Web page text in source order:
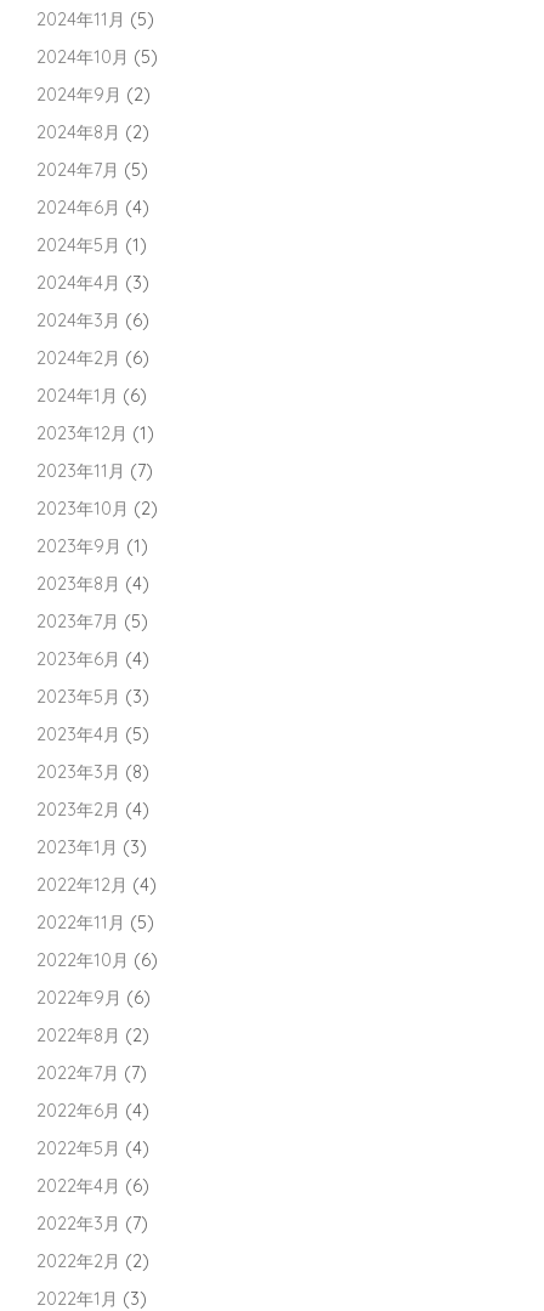
2024年11月 (5)
2024年10月 (5)
2024年9月 (2)
2024年8月 (2)
2024年7月 (5)
2024年6月 (4)
2024年5月 (1)
2024年4月 (3)
2024年3月 (6)
2024年2月 (6)
2024年1月 (6)
2023年12月 (1)
2023年11月 (7)
2023年10月 (2)
2023年9月 (1)
2023年8月 (4)
2023年7月 (5)
2023年6月 (4)
2023年5月 (3)
2023年4月 (5)
2023年3月 (8)
2023年2月 (4)
2023年1月 (3)
2022年12月 (4)
2022年11月 (5)
2022年10月 (6)
2022年9月 (6)
2022年8月 (2)
2022年7月 (7)
2022年6月 (4)
2022年5月 (4)
2022年4月 (6)
2022年3月 (7)
2022年2月 (2)
2022年1月 (3)